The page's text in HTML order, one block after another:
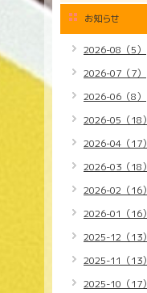
お知らせ
2026-08（5）
2026-07（7）
2026-06（8）
2026-05（18）
2026-04（17）
2026-03（18）
2026-02（16）
2026-01（16）
2025-12（13）
2025-11（13）
2025-10（17）